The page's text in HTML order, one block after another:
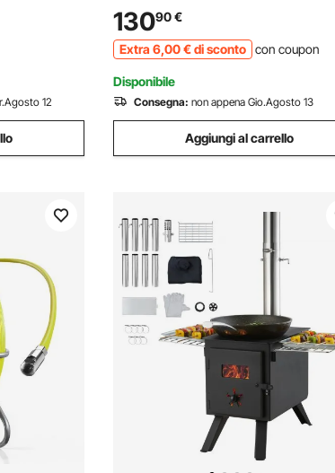
Diviso,
IP67 da 1,5
12
con 2 Teste di Trazione Strumento di
Installazione del Cavo Elettrico in
Fiberglass
13090€
Extra 6,00€di sconto con coupon
Disponibile
Consegna: non appena Gio.Agosto 13
Aggiungi al carrello